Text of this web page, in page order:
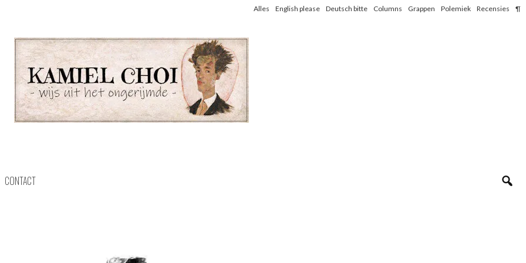
Alles English please Deutsch bitte Columns Grappen Polemiek Recensies ¶
CONTACT